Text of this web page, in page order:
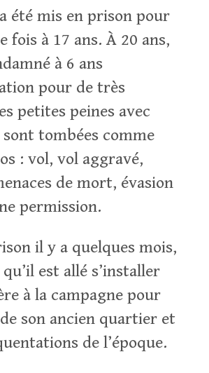
été mis en prison pour
fois à 17 ans. À 20 ans,
à 6 ans
pour de très
petites peines avec
tombées comme
: vol, vol aggravé,
de mort, évasion
permission.
il y a quelques mois,
est allé s’installer
à la campagne pour
son ancien quartier et
de l’époque.